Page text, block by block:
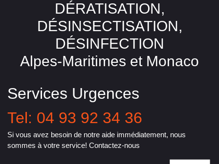
DÉRATISATION,
DÉSINSECTISATION,
DÉSINFECTION
Alpes-Maritimes et Monaco
Services Urgences
Tel: 04 93 92 34 36
Si vous avez besoin de notre aide immédiatement, nous
sommes à votre service! Contactez-nous